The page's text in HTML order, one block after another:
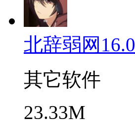
北辞弱网16.0
其它软件
23.33M